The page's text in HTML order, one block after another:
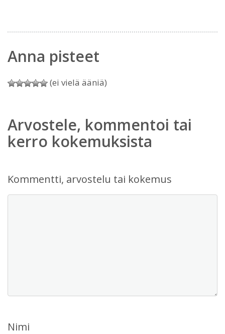
Anna pisteet
(ei vielä ääniä)
Arvostele, kommentoi tai
kerro kokemuksista
Kommentti, arvostelu tai kokemus
Nimi